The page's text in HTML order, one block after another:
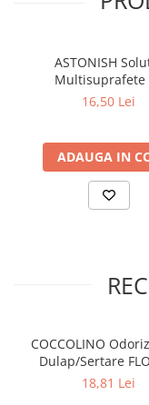
Servetele Umede &
Cosmetice copii
Camera
Lumanari Parfumate
Spray
Stick
Casete cadou
ASTONISH
Multisuprafete
Bicarbonat de Sodiu
16,50 Lei
ADAUGA IN
COCCOLINO
Dulap/Sertare
PRIMAVERA 3
18,81 Lei